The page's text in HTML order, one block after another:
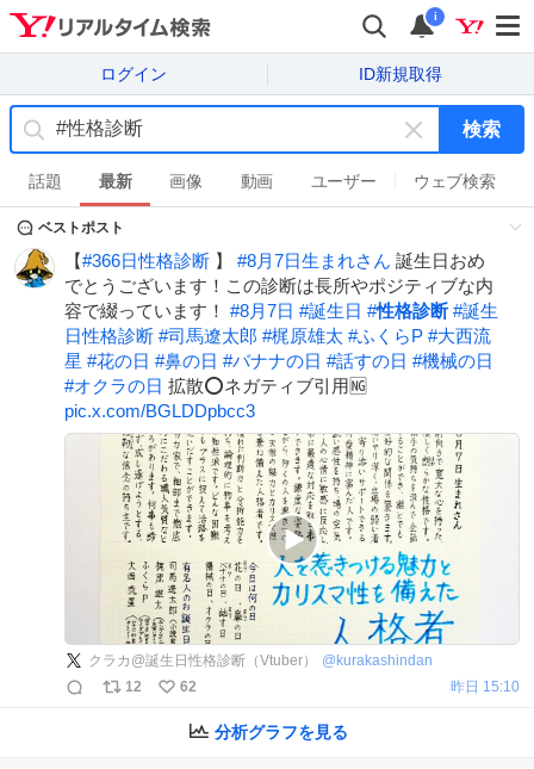
i
ログイン ID新規取得
キ
ー
ワ
ド
を
消
す
検索
話題 最新 画像 動画 ユーザー ウェブ検索
ベストポスト
【#366日性格診断 】 #8月7日生まれさん 誕生日おめ
でとうございます！この診断は長所やポジティブな内
容で綴っています！ #8月7日 #誕生日 #性格診断 #誕生
日性格診断 #司馬遼太郎 #梶原雄太 #ふくらP #大西流
星 #花の日 #鼻の日 #バナナの日 #話すの日 #機械の日
#オクラの日 拡散⭕️ネガティブ引用🆖
pic.x.com/BGLDDpbcc3
クラカ@誕生日性格診断（Vtuber） @ kurakashindan
12
62 昨日 15:10
分析グラフを見る